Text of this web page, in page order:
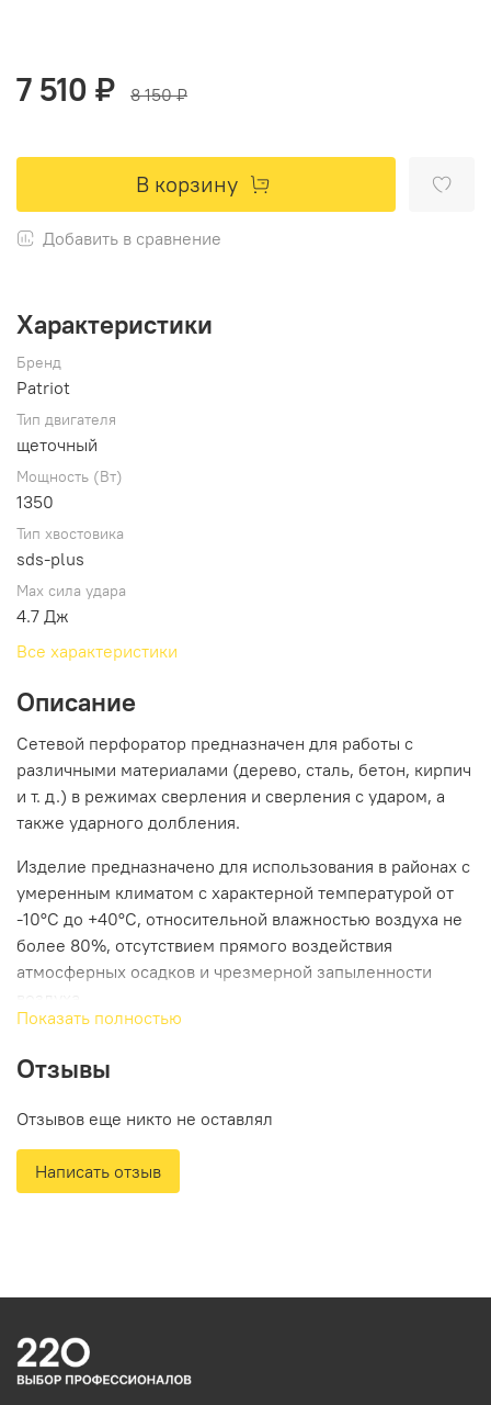
7 510 ₽ 8 150 ₽
В корзину
Добавить в сравнение
Характеристики
Бренд
Patriot
Тип двигателя
щеточный
Мощность (Вт)
1350
Тип хвостовика
sds-plus
Max сила удара
4.7 Дж
Все характеристики
Описание
Сетевой перфоратор предназначен для работы c
различными материалами (дерево, сталь, бетон, кирпич
и т. д.) в режимах сверления и сверления с ударом, а
также ударного долбления.
Изделие предназначено для использования в районах с
умеренным климатом с характерной температурой от
-10°С до +40°С, относительной влажностью воздуха не
более 80%, отсутствием прямого воздействия
атмосферных осадков и чрезмерной запыленности
Облегченный перфоратор повышенной мощности
больших диаметров.
Повышенная сила удара 4.7 Дж дает возможность
эффективно использовать эту модель в качестве
отбойного молотка.
Комплектация
Перфоратор.
Дополнительная рукоятка.
Ограничитель глубины сверления.
Показать полностью
Отзывы
Отзывов еще никто не оставлял
Написать отзыв